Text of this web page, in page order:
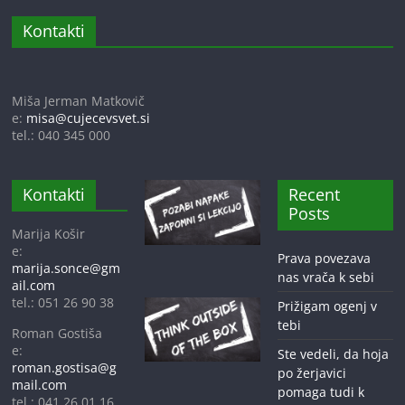
m
o
e
m
Kontakti
Miša Jerman Matkovič
e: misa@cujecevsvet.si
tel.: 040 345 000
Kontakti
Marija Košir
e:
marija.sonce@gm
ail.com
tel.: 051 26 90 38
Roman Gostiša
e:
roman.gostisa@g
mail.com
tel.: 041 26 01 16
Recent
Posts
Prava povezava
nas vrača k sebi
Prižigam ogenj v
tebi
Ste vedeli, da hoja
po žerjavici
pomaga tudi k